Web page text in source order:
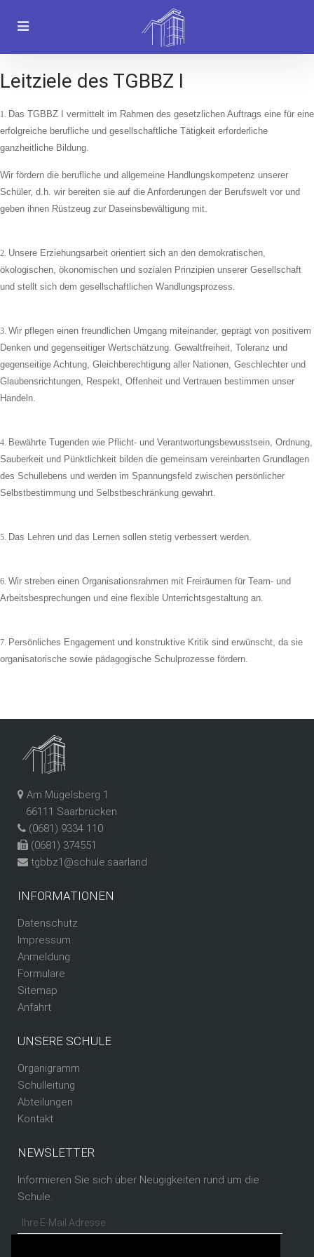
Leitziele des TGBBZ I
1. Das TGBBZ I vermittelt im Rahmen des gesetzlichen Auftrags eine für eine
erfolgreiche berufliche und gesellschaftliche Tätigkeit erforderliche
ganzheitliche Bildung.
Wir fördern die berufliche und allgemeine Handlungskompetenz unserer
Schüler, d.h. wir bereiten sie auf die Anforderungen der Berufswelt vor und
geben ihnen Rüstzeug zur Daseinsbewältigung mit.
2. Unsere Erziehungsarbeit orientiert sich an den demokratischen,
ökologischen, ökonomischen und sozialen Prinzipien unserer Gesellschaft
und stellt sich dem gesellschaftlichen Wandlungsprozess.
3. Wir pflegen einen freundlichen Umgang miteinander, geprägt von positivem
Denken und gegenseitiger Wertschätzung. Gewaltfreiheit, Toleranz und
gegenseitige Achtung, Gleichberechtigung aller Nationen, Geschlechter und
Glaubensrichtungen, Respekt, Offenheit und Vertrauen bestimmen unser
Handeln.
4. Bewährte Tugenden wie Pflicht- und Verantwortungsbewusstsein, Ordnung,
Sauberkeit und Pünktlichkeit bilden die gemeinsam vereinbarten Grundlagen
des Schullebens und werden im Spannungsfeld zwischen persönlicher
Selbstbestimmung und Selbstbeschränkung gewahrt.
5. Das Lehren und das Lernen sollen stetig verbessert werden.
6. Wir streben einen Organisationsrahmen mit Freiräumen für Team- und
Arbeitsbesprechungen und eine flexible Unterrichtsgestaltung an.
7. Persönliches Engagement und konstruktive Kritik sind erwünscht, da sie
organisatorische sowie pädagogische Schulprozesse fördern.
Am Mügelsberg 1
66111 Saarbrücken
(0681) 9334 110
(0681) 374551
tgbbz1@schule.saarland
INFORMATIONEN
Datenschutz
Impressum
Anmeldung
Formulare
Sitemap
Anfahrt
UNSERE SCHULE
Organigramm
Schulleitung
Abteilungen
Kontakt
NEWSLETTER
Informieren Sie sich über Neugigkeiten rund um die
Schule.